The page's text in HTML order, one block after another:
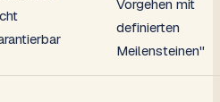
Vorgehen mit
definierten
Meilensteinen"